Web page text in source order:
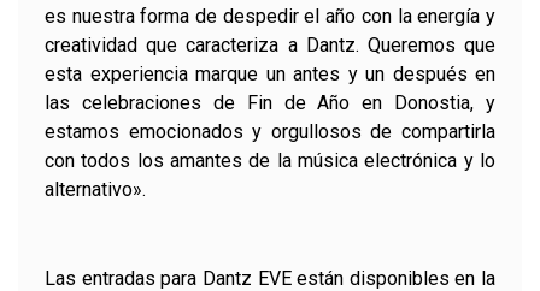
es nuestra forma de despedir el año con la energía y
creatividad que caracteriza a Dantz. Queremos que
esta experiencia marque un antes y un después en
las celebraciones de Fin de Año en Donostia, y
estamos emocionados y orgullosos de compartirla
con todos los amantes de la música electrónica y lo
alternativo».
Las entradas para Dantz EVE están disponibles en la